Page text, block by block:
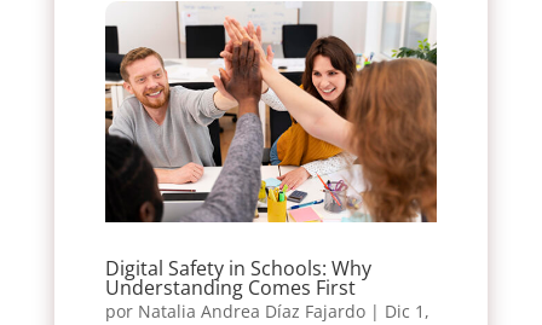
Digital Safety in Schools: Why
Understanding Comes First
por Natalia Andrea Díaz Fajardo| Dic 1,